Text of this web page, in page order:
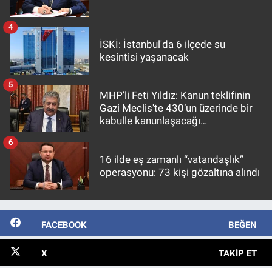
İSKİ: İstanbul'da 6 ilçede su
kesintisi yaşanacak
4
MHP’li Feti Yıldız: Kanun teklifinin
Gazi Meclis'te 430’un üzerinde bir
kabulle kanunlaşacağı
5
16 ilde eş zamanlı “vatandaşlık”
operasyonu: 73 kişi gözaltına alındı
6
FACEBOOK BEĞEN
X TAKIP ET